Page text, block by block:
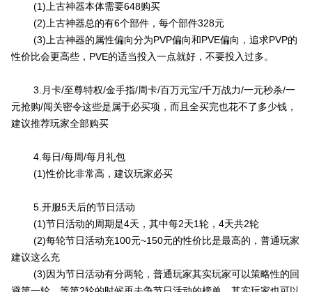
(1)上古神器本体需要648购买
(2)上古神器总的有6个部件，每个部件328元
(3)上古神器的属性偏向分为PVP偏向和PVE偏向，追求PVP的
性价比会更高些，PVE的适当投入一点就好，不要投入过多。
3.月卡/至尊特权/金手指/周卡/百万元宝/千万战力/一元秒杀/一
元抢购/闯关密令这些是属于必买项，而且全买完也花不了多少钱，
建议推荐玩家全部购买
4.每日/每周/每月礼包
(1)性价比非常高，建议玩家必买
5.开服5天后的节日活动
(1)节日活动的周期是4天，其中每2天1轮，4天共2轮
(2)每轮节日活动充100元~150元的性价比是最高的，普通玩家
建议这么充
(3)因为节日活动有分两轮，普通玩家其实玩家可以策略性的回